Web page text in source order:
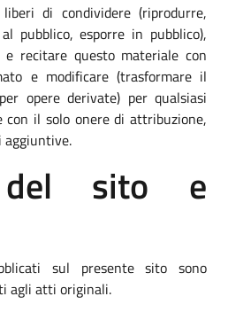
di condividere (riprodurre,
pubblico, esporre in pubblico),
e recitare questo materiale con
e modificare (trasformare il
opere derivate) per qualsiasi
con il solo onere di attribuzione,
aggiuntive.
del sito e
sul presente sito sono
agli atti originali.